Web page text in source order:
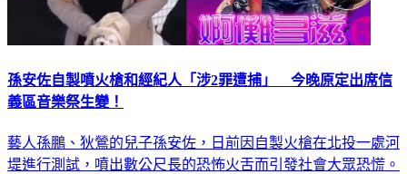
孫安佐自製噴火槍和經紀人「涉2罪遭捕」 今晚原定出席信
義區音樂祭生變！
藝人孫鵬、狄鶯的兒子孫安佐，日前因自製火槍在北投一處河
堤進行測試，噴出數公尺長的恐怖火舌而引發社會大眾恐慌。